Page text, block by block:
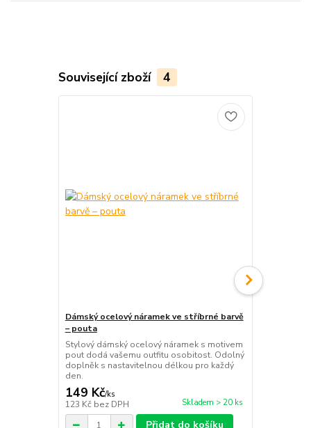
Související zboží 4
Dámský ocelový náramek ve stříbrné barvě
– pouta
Stylový dámský ocelový náramek s motivem
pout dodá vašemu outfitu osobitost. Odolný
doplněk s nastavitelnou délkou pro každý
den.
149 Kč/ks
123 Kč bez DPH Skladem > 20 ks
Přidat do košíku